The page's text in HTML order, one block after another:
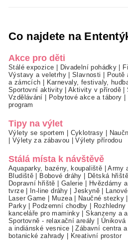
Co najdete na
Akce pro děti
Stálé expozice | Divadelní pohádky |
Výstavy a veletrhy|Slavnosti | Poutě
a zámcích | Karnevaly, festivaly,
Sportovní aktivity|Aktivity v přírodě |
Vzdělávání | Pobytové akce a tábory |
program
Tipy na výlet
Výlety se sportem | Cyklotrasy |
| Výlety za zábavou |Výlety přírodou
Stálá místa k návštěvě
Aquaparky, bazény, koupaliště |Army
Bludiště | Bobové dráhy | Dětská
Dopravní hřiště | Galerie | Hvězdárny
tvrze| In-line dráhy |Jeskyně|
Laser Game | Muzea| Naučné stezky |
Parky| Podzemní chodby |
kanceláře pro maminky |Skanzeny a
Sportovně - relaxační areály | Úniková
a indiánské vesnice |Zábavní centra
botanické zahrady | Kreativní prostor